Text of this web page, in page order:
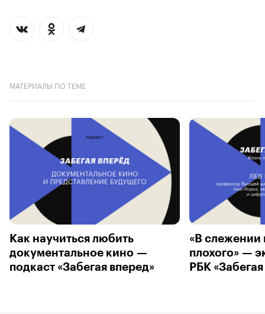
МАТЕРИАЛЫ ПО ТЕМЕ
Как научиться любить
документальное кино —
подкаст «Забегая вперед»
«В слежении
плохого» —
РБК